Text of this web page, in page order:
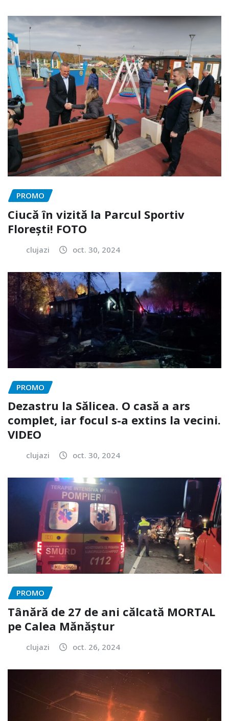
PROMO
Ciucă în vizită la Parcul Sportiv
Florești! FOTO
clujazi oct. 30, 2024
PROMO
Dezastru la Sălicea. O casă a ars
complet, iar focul s-a extins la vecini.
VIDEO
clujazi oct. 30, 2024
PROMO
Tânără de 27 de ani călcată MORTAL
pe Calea Mănăștur
clujazi oct. 26, 2024